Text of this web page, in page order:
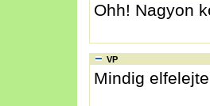
Ohh! Nagyon
VP
Mindig